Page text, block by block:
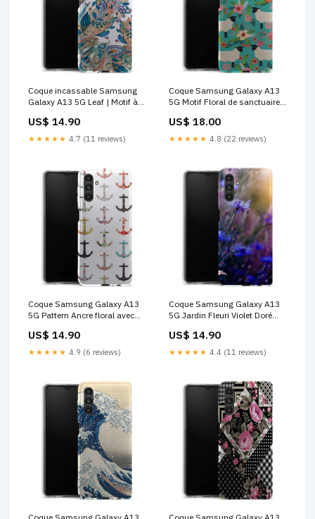
Coque incassable Samsung
Galaxy A13 5G Leaf | Motif à
Huawei P30 LITE Jeux
US$ 14.90
★★★★★ 4.7 (11 reviews)
Coque Samsung Galaxy A13
5G Motif Floral de sanctuaire
Samsung Galaxy a21s Pour
Les Filles
US$ 18.00
★★★★★ 4.8 (22 reviews)
Coque Samsung Galaxy A13
5G Pattern Ancre floral avec
motif floral marine BasketBall
US$ 14.90
★★★★★ 4.9 (6 reviews)
Coque Samsung Galaxy A13
5G Jardin Fleuri Violet Doré
US$ 14.90
★★★★★ 4.4 (11 reviews)